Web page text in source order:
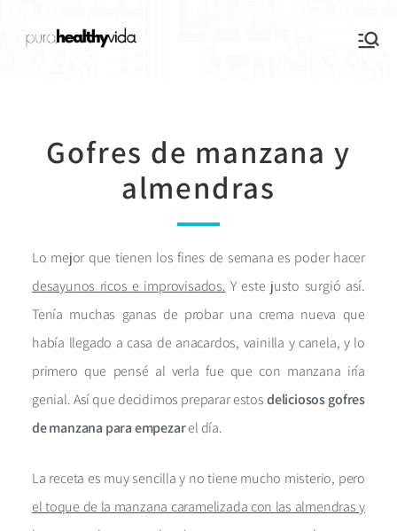
Gofres de manzana y
almendras
Lo mejor que tienen los fines de semana es poder hacer
desayunos ricos e improvisados. Y este justo surgió así.
Tenía muchas ganas de probar una crema nueva que
había llegado a casa de anacardos, vainilla y canela, y lo
primero que pensé al verla fue que con manzana iría
genial. Así que decidimos preparar estosdeliciosos gofres
de manzana para empezarel día.
La receta es muy sencilla y no tiene mucho misterio, pero
el toque de la manzana caramelizada con las almendras y